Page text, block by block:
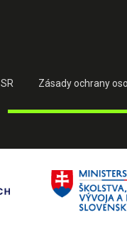
Zásady ochrany